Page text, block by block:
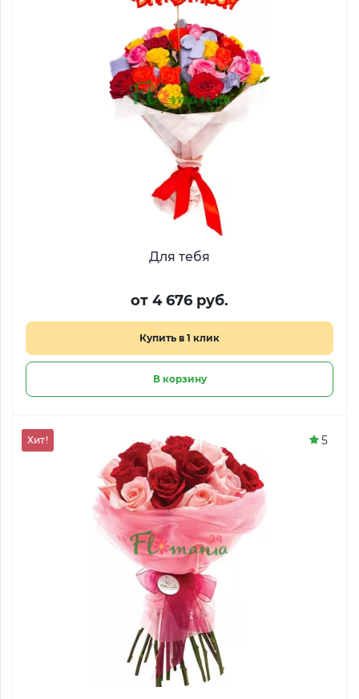
Для тебя
от 4 676 руб.
Купить в 1 клик
В корзину
Хит! 5